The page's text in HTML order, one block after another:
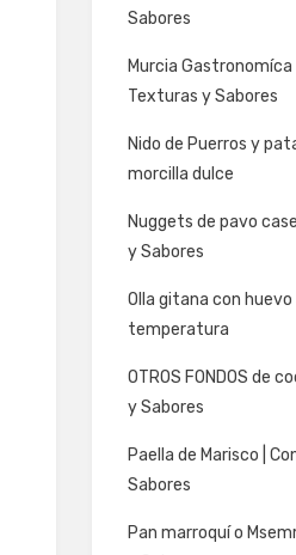
Sabores
Murcia Gastronomíca
Texturas y Sabores
Nido de Puerros y
morcilla dulce
Nuggets de pavo
y Sabores
Olla gitana con huevo
temperatura
OTROS FONDOS de
y Sabores
Paella de Marisco |
Sabores
Pan marroquí o